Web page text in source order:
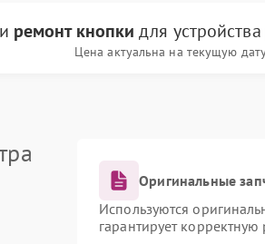
ремонт кнопки для устройства
Цена актуальна на текущую
Оригинальные
Используются
гарантирует